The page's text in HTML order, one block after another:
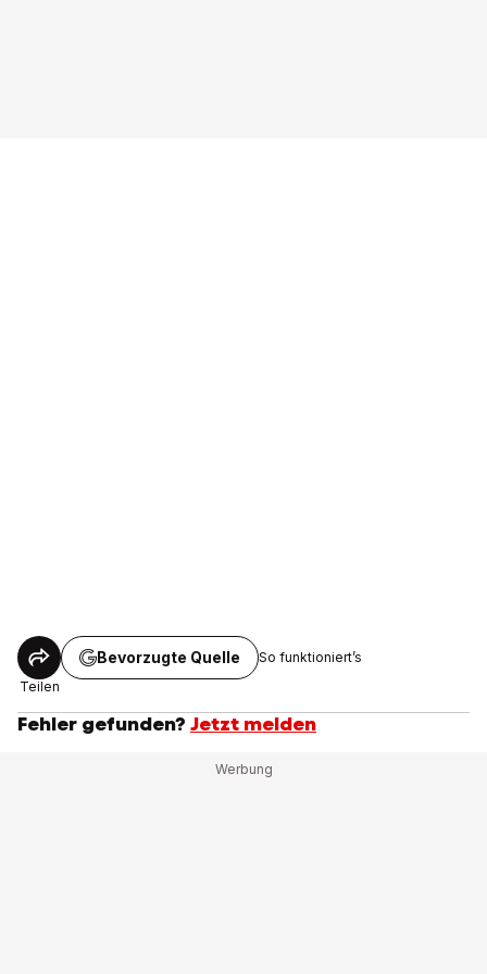
Teilen
Bevorzugte Quelle So funktioniert’s
Fehler gefunden? Jetzt melden